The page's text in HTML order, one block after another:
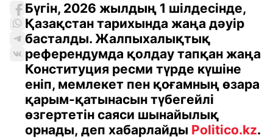
Бүгін, 2026 жылдың 1 шілдесінде,
Қазақстан тарихында жаңа дәуір
басталды. Жалпыхалықтық
референдумда қолдау тапқан жаңа
Конституция ресми түрде күшіне
еніп, мемлекет пен қоғамның өзара
қарым-қатынасын түбегейлі
өзгертетін саяси шынайылық
орнады, деп хабарлайды Politico.kz.